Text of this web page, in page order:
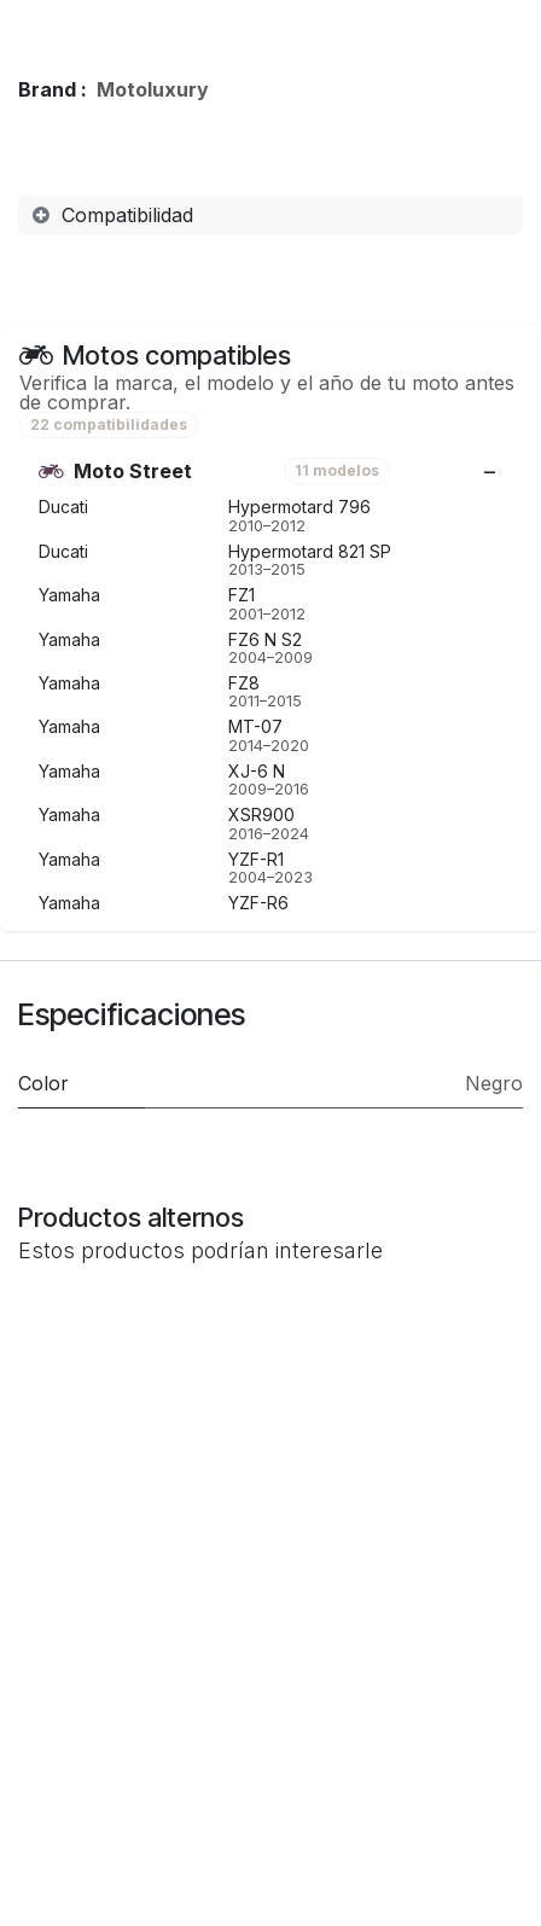
Brand : Motoluxury
Compatibilidad
Motos compatibles
Verifica la marca, el modelo y el año de tu moto antes
de comprar.
22 compatibilidades
Moto Street 11 modelos
Ducati Hypermotard 796
2010–2012
Ducati Hypermotard 821 SP
2013–2015
Yamaha FZ1
2001–2012
Yamaha FZ6 N S2
2004–2009
Yamaha FZ8
2011–2015
Yamaha MT-07
2014–2020
Yamaha XJ-6 N
2009–2016
Yamaha XSR900
2016–2024
Yamaha YZF-R1
2004–2023
Yamaha YZF-R6
2006–2009
Especificaciones
Color Negro
Productos alternos
Estos productos podrían interesarle